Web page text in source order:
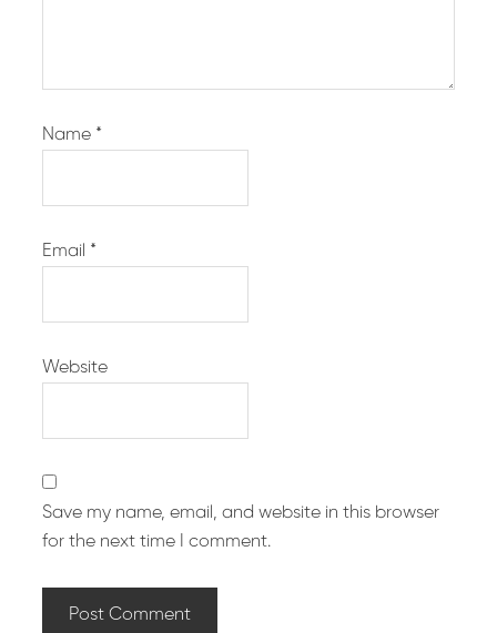
Name *
Email *
Website
Save my name, email, and website in this browser
for the next time I comment.